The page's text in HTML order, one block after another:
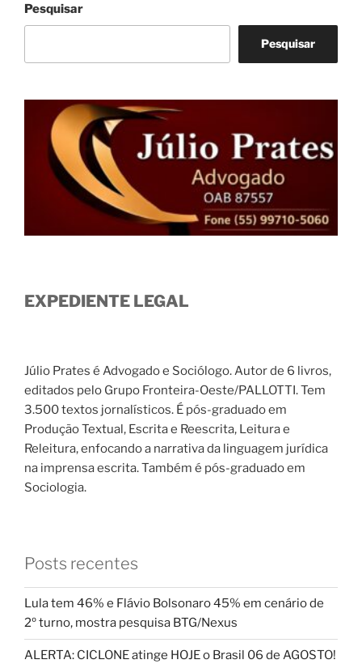
Pesquisar
Pesquisar
EXPEDIENTE LEGAL
Júlio Prates é Advogado e Sociólogo. Autor de 6 livros,
editados pelo Grupo Fronteira-Oeste/PALLOTTI. Tem
3.500 textos jornalísticos. É pós-graduado em
Produção Textual, Escrita e Reescrita, Leitura e
Releitura, enfocando a narrativa da linguagem jurídica
na imprensa escrita. Também é pós-graduado em
Sociologia.
Posts recentes
Lula tem 46% e Flávio Bolsonaro 45% em cenário de
2º turno, mostra pesquisa BTG/Nexus
ALERTA: CICLONE atinge HOJE o Brasil 06 de AGOSTO!